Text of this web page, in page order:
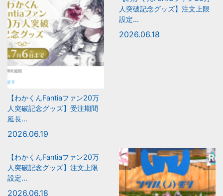
【わかくんFantiaファン20万
人突破記念グッズ】受注期間
延長...
2026.06.19
人突破記念グッズ】注文上限
設定...
2026.06.18
【わかくんFantiaファン20万
人突破記念グッズ】注文上限
設定...
2026.06.18